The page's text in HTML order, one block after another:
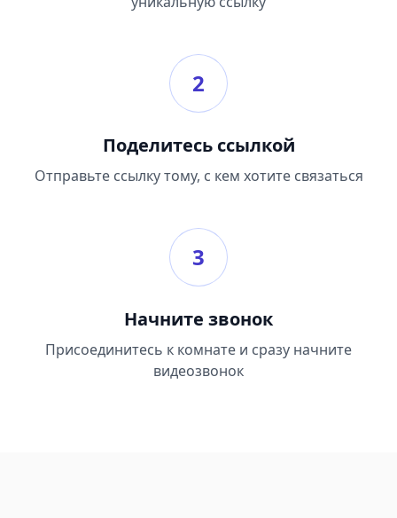
2
Поделитесь ссылкой
Отправьте ссылку тому, с кем хотите связаться
3
Начните звонок
Присоединитесь к комнате и сразу начните
видеозвонок